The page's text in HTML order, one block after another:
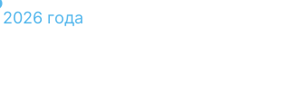
2026 года